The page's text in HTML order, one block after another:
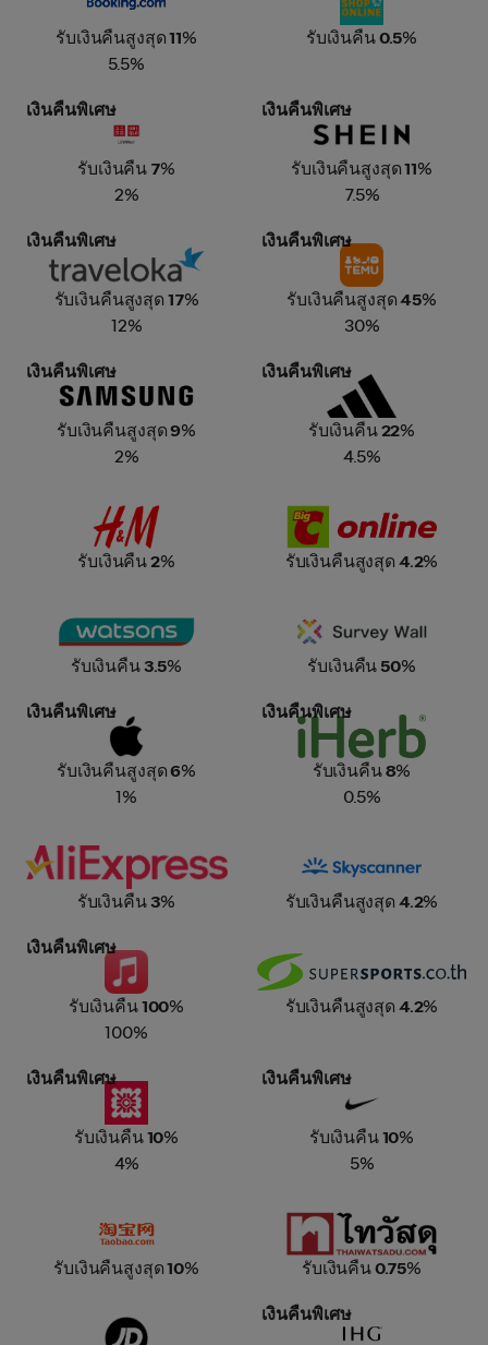
รับเงินคืนสูงสุด11%
5.5%
รับเงินคืน0.5%
Uniqlo
เงินคืนพิเศษ
รับเงินคืน 7%
2%
SHEIN
เงินคืนพิเศษ
รับเงินคืนสูงสุด11%
7.5%
Traveloka
เงินคืนพิเศษ
รับเงินคืนสูงสุด 17%
12%
Temu
เงินคืนพิเศษ
รับเงินคืนสูงสุด45%
30%
Samsung
เงินคืนพิเศษ
รับเงินคืนสูงสุด9%
2%
adidas
เงินคืนพิเศษ
รับเงินคืน22%
4.5%
รับเงินคืน2%
BigC
รับเงินคืนสูงสุด 4.2%
รับเงินคืน3.5% รับเงินคืน50%
Apple Store Online
เงินคืนพิเศษ
รับเงินคืนสูงสุด6%
1%
iHerb
เงินคืนพิเศษ
รับเงินคืน8%
0.5%
AliExpress
รับเงินคืน3% รับเงินคืนสูงสุด 4.2%
Apple Music
เงินคืนพิเศษ
รับเงินคืน100%
100%
Supersports
รับเงินคืนสูงสุด 4.2%
Central
เงินคืนพิเศษ
รับเงินคืน10%
4%
Nike
เงินคืนพิเศษ
รับเงินคืน10%
5%
รับเงินคืนสูงสุด10%
Thai Watsadu
รับเงินคืน0.75%
IHG Hotels & Resorts
เงินคืนพิเศษ